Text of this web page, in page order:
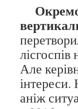
Окремо
Але
аніж